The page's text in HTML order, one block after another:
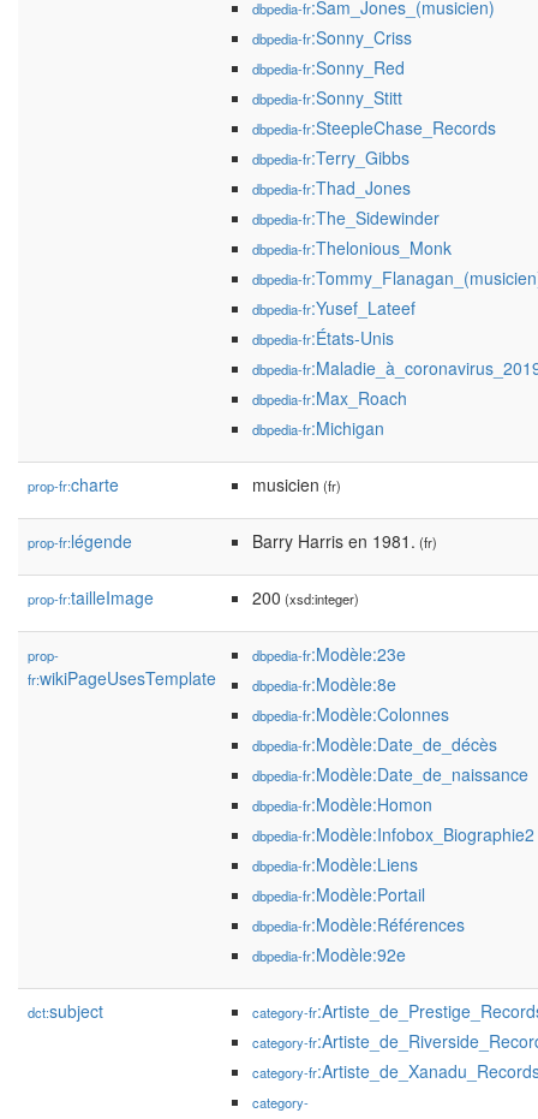
dbpedia-fr:Sam_Jones_(musicien)
dbpedia-fr:Sonny_Criss
dbpedia-fr:Sonny_Red
dbpedia-fr:Sonny_Stitt
dbpedia-fr:SteepleChase_Records
dbpedia-fr:Terry_Gibbs
dbpedia-fr:Thad_Jones
dbpedia-fr:The_Sidewinder
dbpedia-fr:Thelonious_Monk
dbpedia-fr
dbpedia-fr:Yusef_Lateef
dbpedia-fr:États-Unis
dbpedia-fr
dbpedia-fr:Max_Roach
dbpedia-fr:Michigan
prop-fr:charte musicien (fr)
prop-fr:légende Barry Harris en 1981. (fr)
prop-fr:tailleImage 200 (xsd:integer)
prop-
fr:wikiPageUsesTemplate
dbpedia-fr:Modèle:23e
dbpedia-fr:Modèle:8e
dbpedia-fr:Modèle:Colonnes
dbpedia-fr:Modèle:Date_de_décès
dbpedia-fr:Modèle:Date_de_naissance
dbpedia-fr:Modèle:Homon
dbpedia-fr:Modèle:Infobox_Biographie2
dbpedia-fr:Modèle:Liens
dbpedia-fr:Modèle:Portail
dbpedia-fr:Modèle:Références
dbpedia-fr:Modèle:92e
dct:subject category-fr
category-fr
category-fr
category-